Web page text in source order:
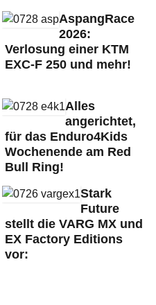
AspangRace
2026:
Verlosung einer KTM
EXC-F 250 und mehr!
Alles
angerichtet,
für das Enduro4Kids
Wochenende am Red
Bull Ring!
Stark
Future
stellt die VARG MX und
EX Factory Editions
vor: